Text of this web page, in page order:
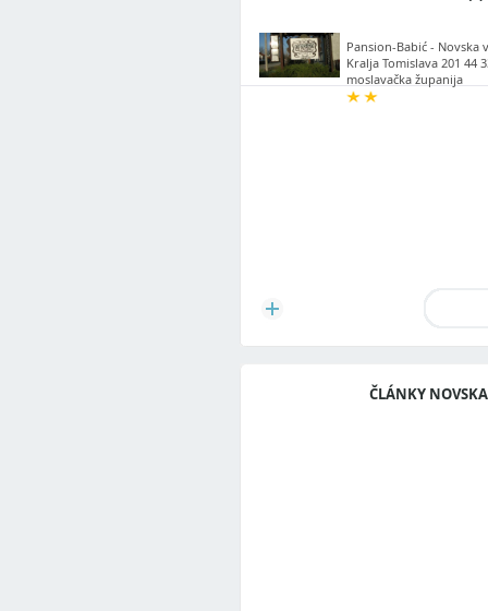
Pansion-Babić - Novska
Kralja Tomislava 201 44
moslavačka županija
ČLÁNKY NOVSKA